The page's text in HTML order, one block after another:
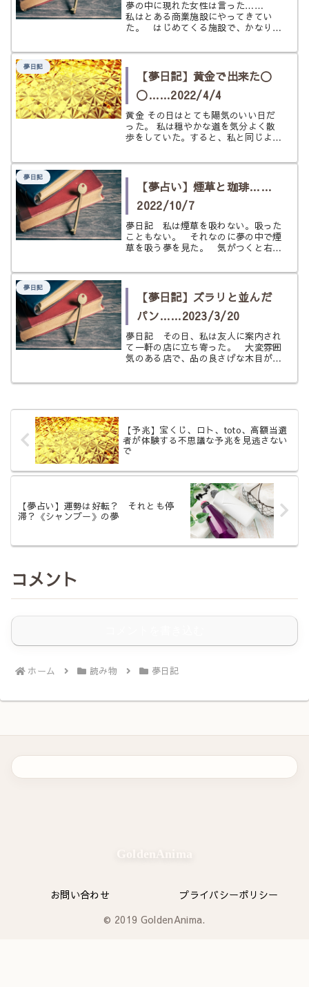
夢の中に現れた女性は言った……
私はとある商業施設にやってきてい
た。 はじめてくる施設で、かなりの
にあるお店で私は紙を切ることにし
る人が複数人いた。 私が髪を切って
もらい...
夢日記
【夢日記】黄金で出来た〇
〇……2022/4/4
黄金 その日はとても陽気のいい日だ
った。 私は穏やかな道を気分よく散
歩をしていた。すると、私と同じよう
止まった。 その人物は、テレビドラ
んだった。思わずサインでもらってお
こ...
夢日記
【夢占い】煙草と珈琲……
2022/10/7
夢日記 私は煙草を吸わない。吸った
こともない。 それなのに夢の中で煙
草を吸う夢を見た。 気がつくと右手
いが、葉巻や電子煙草などではない。
い。 それなのに、今煙草を吸おうと
し...
夢日記
【夢日記】ズラリと並んだ
パン……2023/3/20
夢日記 その日、私は友人に案内され
て一軒の店に立ち寄った。 大変雰囲
気のある店で、品の良さげな木目が印
それほど広くないその店には入り口か
た。...
【予兆】宝くじ、ロト、toto、高額当選
者が体験する不思議な予兆を見逃さない
で
【夢占い】運勢は好転？ それとも停
滞？《シャンプー》の夢
コメント
ホーム 読み物 夢日記
お問い合わせ
プライバシーポリシー
© 2019 GoldenAnima.